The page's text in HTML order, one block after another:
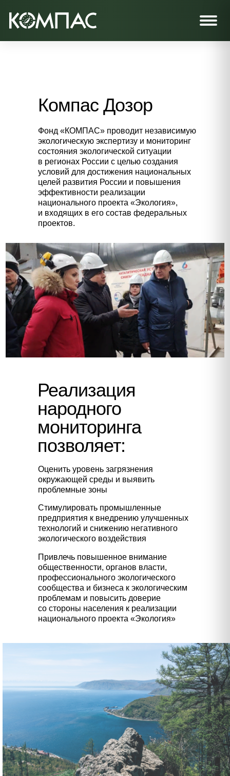
Компас Дозор
Фонд «КОМПАС» проводит независимую
экологическую экспертизу и мониторинг
состояния экологической ситуации
в регионах России с целью создания
условий для достижения национальных
целей развития России и повышения
эффективности реализации
национального проекта «Экология»,
и входящих в его состав федеральных
проектов.
Реализация
народного
мониторинга
позволяет:
Привлечь повышенное внимание
общественности, органов власти,
профессионального экологического
сообщества и бизнеса к экологическим
проблемам и повысить доверие
со стороны населения к реализации
национального проекта «Экология»
Оценить уровень загрязнения
окружающей среды и выявить
проблемные зоны
Стимулировать промышленные
предприятия к внедрению улучшенных
технологий и снижению негативного
экологического воздействия